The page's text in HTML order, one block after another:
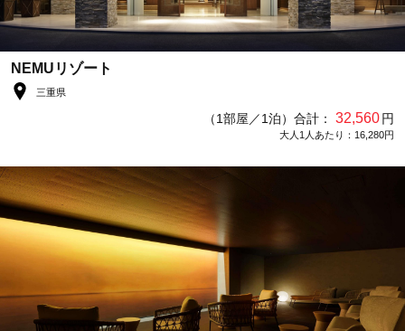
NEMUリゾート
三重県
（1部屋／1泊）合計： 32,560円
大人1人あたり：16,280円